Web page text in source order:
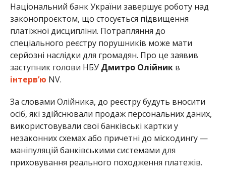
Національний банк України завершує роботу над
законопроєктом, що стосується підвищення
платіжної дисципліни. Потрапляння до
спеціального реєстру порушників може мати
серйозні наслідки для громадян. Про це заявив
заступник голови НБУ Дмитро Олійникв
інтерв’ю NV.
За словами Олійника, до реєстру будуть вносити
осіб, які здійснювали продаж персональних даних,
використовували свої банківські картки у
незаконних схемах або причетні до міскодингу —
маніпуляцій банківськими системами для
приховування реального походження платежів.